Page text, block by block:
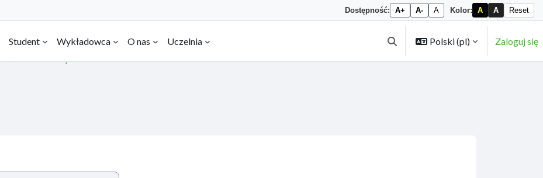
Dostępność: A+ A- A Kolor: A A Reset
Student Wykładowca O nas Uczelnia
Przełącznik wyszukiwarki
Polski ‎(pl)‎
Zaloguj się